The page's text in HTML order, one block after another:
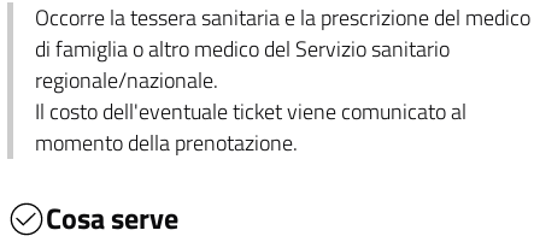
Occorre la tessera sanitaria e la prescrizione del medico
di famiglia o altro medico del Servizio sanitario
regionale/nazionale.
Il costo dell'eventuale ticket viene comunicato al
momento della prenotazione.
Cosa serve